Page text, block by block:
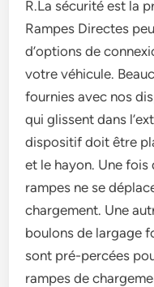
R.La sécurité est la
Rampes Directes
d’options de
votre véhicule.
fournies avec nos
qui glissent dans
dispositif doit être
et le hayon. Une fois
rampes ne se
chargement. Une
boulons de largage
sont pré-percées
rampes de